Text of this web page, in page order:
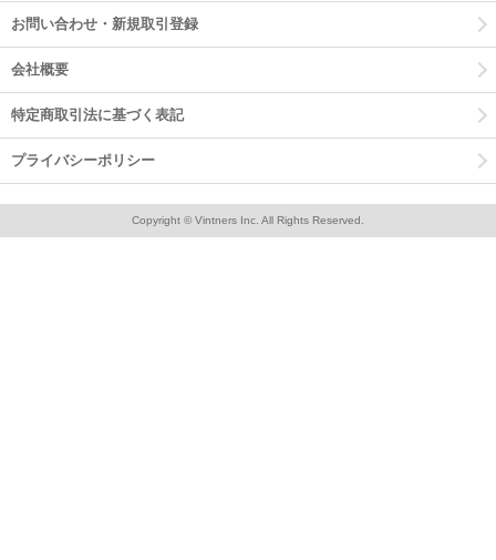
お問い合わせ・新規取引登録
会社概要
特定商取引法に基づく表記
プライバシーポリシー
Copyright © Vintners Inc. All Rights Reserved.